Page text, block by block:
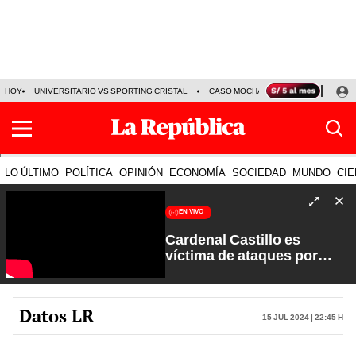
HOY UNIVERSITARIO VS SPORTING CRISTAL CASO MOCHASUELDOS
LO ÚLTIMO POLÍTICA OPINIÓN ECONOMÍA SOCIEDAD MUNDO
EN VIVO
Cardenal Castillo es
víctima de ataques por
Verdad a Fondo con Pedro
Salinas
Datos LR 15 Jul 2024 | 22:45 h